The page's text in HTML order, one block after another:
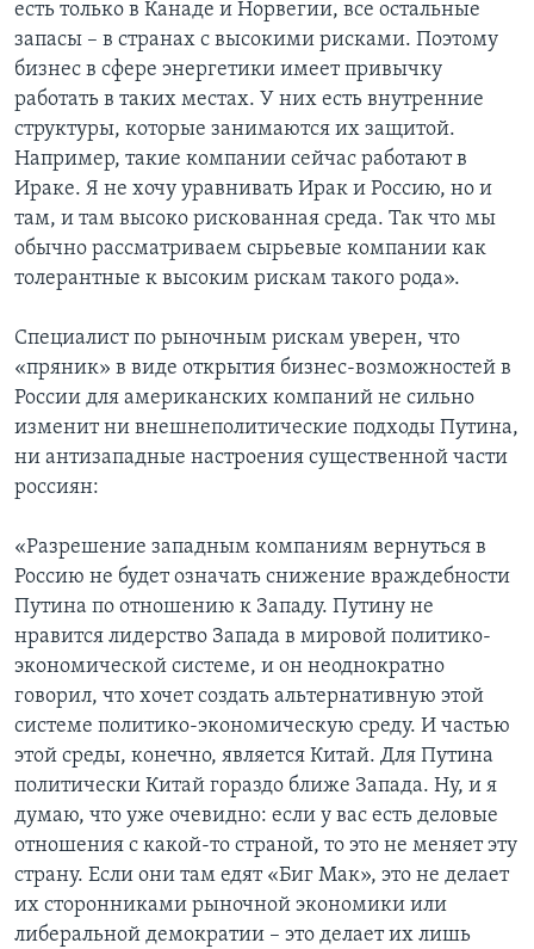
есть только в Канаде и Норвегии, все остальные
запасы – в странах с высокими рисками. Поэтому
бизнес в сфере энергетики имеет привычку
работать в таких местах. У них есть внутренние
структуры, которые занимаются их защитой.
Например, такие компании сейчас работают в
Ираке. Я не хочу уравнивать Ирак и Россию, но и
там, и там высоко рискованная среда. Так что мы
обычно рассматриваем сырьевые компании как
толерантные к высоким рискам такого рода».
Специалист по рыночным рискам уверен, что
«пряник» в виде открытия бизнес-возможностей в
России для американских компаний не сильно
изменит ни внешнеполитические подходы Путина,
ни антизападные настроения существенной части
россиян:
«Разрешение западным компаниям вернуться в
Россию не будет означать снижение враждебности
Путина по отношению к Западу. Путину не
нравится лидерство Запада в мировой политико-
экономической системе, и он неоднократно
говорил, что хочет создать альтернативную этой
системе политико-экономическую среду. И частью
этой среды, конечно, является Китай. Для Путина
политически Китай гораздо ближе Запада. Ну, и я
думаю, что уже очевидно: если у вас есть деловые
отношения с какой-то страной, то это не меняет эту
страну. Если они там едят «Биг Мак», это не делает
их сторонниками рыночной экономики или
либеральной демократии – это делает их лишь